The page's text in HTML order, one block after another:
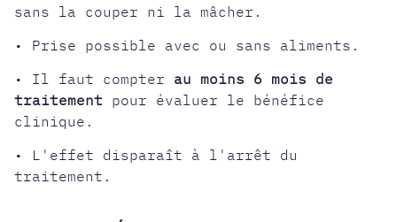
sans la couper ni la mâcher.
• Prise possible avec ou sans aliments.
• Il faut compter au moins 6 mois de
traitement pour évaluer le bénéfice
clinique.
• L'effet disparaît à l'arrêt du
traitement.